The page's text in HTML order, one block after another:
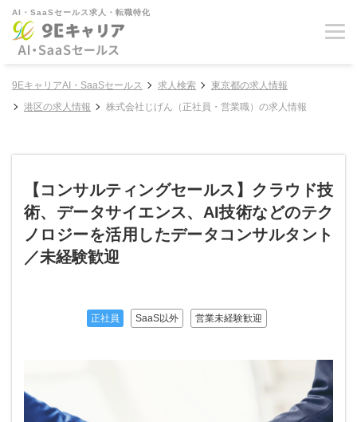
AI・SaaSセールス求人・転職特化
9EキャリアAI・SaaSセールス 求人検索
東京都の求人情報
港区の求人情報
株式会社じげん（正社員・営業職）の求人情報
【コンサルティングセールス】クラウド技
術、データサイエンス、AI技術などのテク
ノロジーを活用したデータコンサルタント
／未経験歓迎
正社員 SaaS以外 営業未経験歓迎